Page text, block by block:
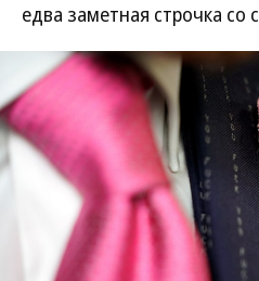
едва заметная строчка со